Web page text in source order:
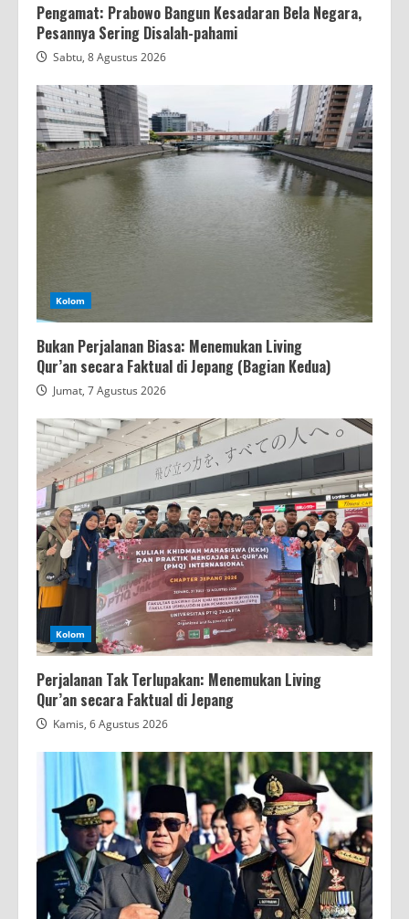
Pengamat: Prabowo Bangun Kesadaran Bela Negara,
Pesannya Sering Disalah-pahami
Sabtu, 8 Agustus 2026
Kolom
Bukan Perjalanan Biasa: Menemukan Living
Qur’an secara Faktual di Jepang (Bagian Kedua)
Jumat, 7 Agustus 2026
Kolom
Perjalanan Tak Terlupakan: Menemukan Living
Qur’an secara Faktual di Jepang
Kamis, 6 Agustus 2026